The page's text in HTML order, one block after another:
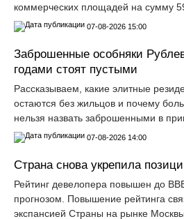
коммерческих площадей на сумму
07-08-2026 15:00
Заброшенные особняки
годами стоят пустыми
Рассказываем, какие элитные
остаются без жильцов и почему
нельзя назвать заброшенными в
07-08-2026 14:00
Страна снова укрепила
Рейтинг девелопера повышен до
прогнозом. Повышение рейтинга
экспансией Страны на рынке